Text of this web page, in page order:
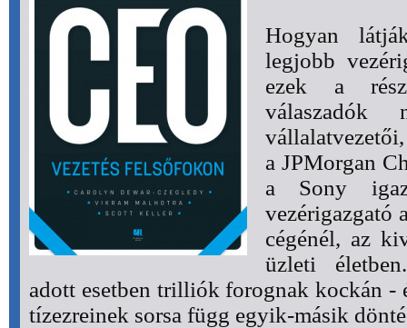
Hogyan
legjobb
ezek a
válaszadók
a JPMorgan
a Sony
vezérigazgató
cégénél, az
üzleti
adott esetben trilliók forognak kockán -
tízezreinek sorsa függ egyik-másik